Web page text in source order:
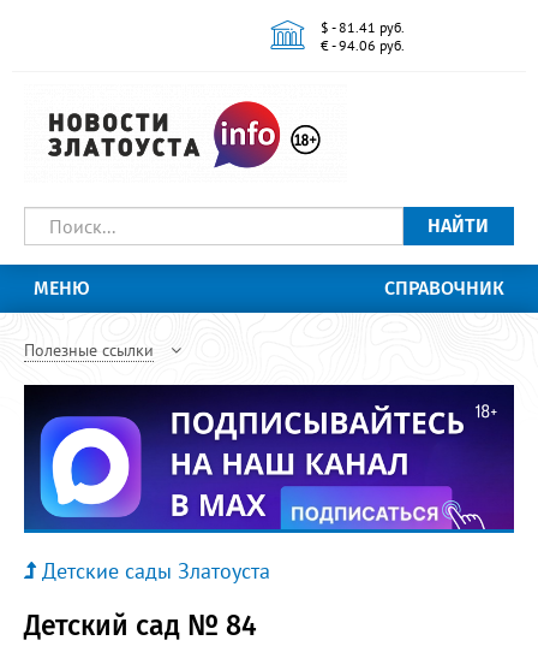
$ - 81.41 руб.
€ - 94.06 руб.
НАЙТИ
МЕНЮ СПРАВОЧНИК
Полезные ссылки
Детские сады Златоуста
Детский сад № 84